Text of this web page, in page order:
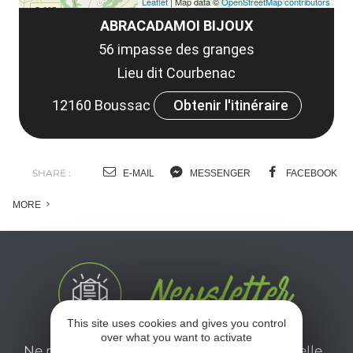
ABRACADAMOI BIJOUX
56 impasse des granges
Lieu dit Courbenac
12160 Boussac
Obtenir l'itinéraire
SHARE : E-MAIL MESSENGER FACEBOOK
MORE
This site uses cookies and gives you control
over what you want to activate